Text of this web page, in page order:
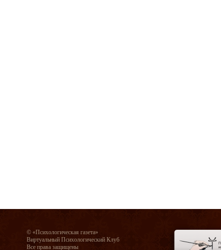
© «Психологическая газета»
Виртуальный Психологический Клуб
Все права защищены